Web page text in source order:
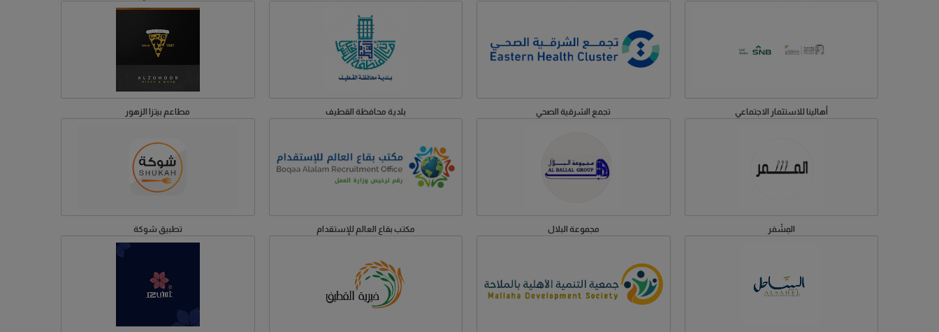
أهالينا للاستثمار الاجتماعي تجمع الشرقية الصحي بلدية محافظة القطيف مطاعم بيتزا الزهور
المِشْمَر مجموعة البلال مكتب بقاع العالم للإستقدام تطبيق شوكة